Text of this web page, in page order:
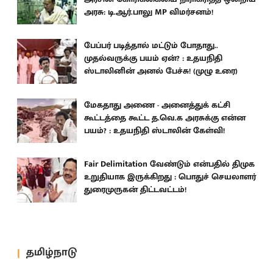
அரசு: டி.ஆர்.பாலு MP விமர்சனம்!
பேப்பர் படித்தால் மட்டும் போதாது..
முதல்வருக்கு பயம் ஏன்? : உதயநிதி
ஸ்டாலினின் அனல் பேச்சு! (முழு உரை)
மேகதாது அணை - அனைத்துக் கட்சி
கூட்டத்தை கூட்ட த.வெ.க அரசுக்கு என்ன
பயம்? : உதயநிதி ஸ்டாலின் கேள்வி!
Fair Delimitation வேண்டும் என்பதில் திமுக
உறுதியாக இருக்கிறது : பொதுச் செயலாளர்
துரைமுருகன் திட்டவட்டம்!
தமிழ்நாடு